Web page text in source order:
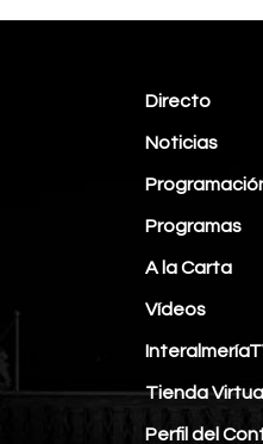
Directo
Noticias
Programas
A la Carta
Vídeos
Tienda
Perfil del